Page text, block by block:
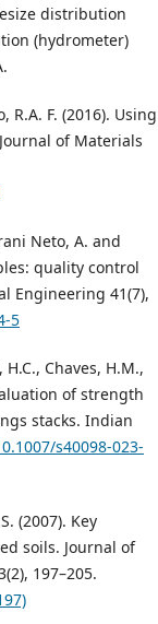
distribution
(hydrometer)
R.A. F. (2016). Using
of Materials
Neto, A. and
quality control
Engineering 41(7),
5
Chaves, H.M.,
of strength
stacks. Indian
s40098-023-
(2007). Key
soils. Journal of
197–205.